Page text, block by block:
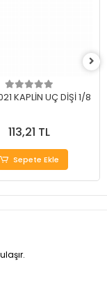
KAPLİN UÇ DİŞİ 1/8
113,21 TL
Sepete Ekle